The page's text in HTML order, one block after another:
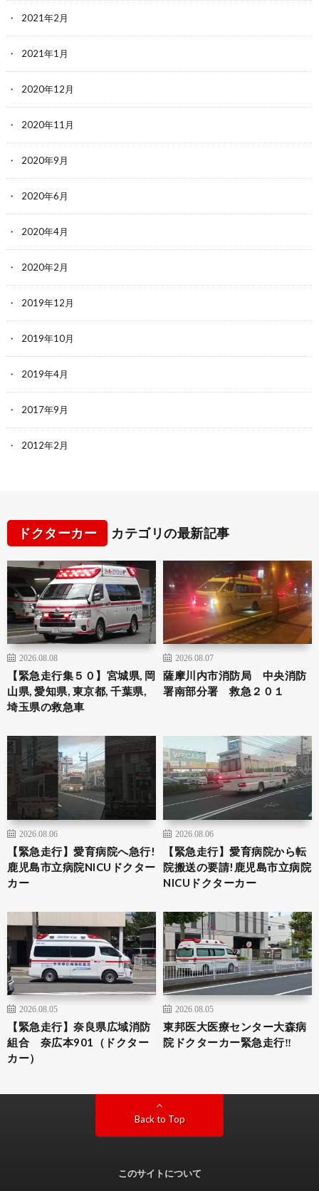
2021年2月
2021年1月
2020年12月
2020年11月
2020年9月
2020年6月
2020年4月
2020年2月
2019年12月
2019年10月
2019年4月
2017年9月
2012年2月
ドクターカー カテゴリの最新記事
2026.08.08
【緊急走行集５０】宮城県, 岡
山県, 愛知県, 東京都, 千葉県,
埼玉県の救急車
2026.08.07
薩摩川内市消防局 中央消防
署南部分署 救急２０１
2026.08.06
【緊急走行】愛育病院へ急行!
鹿児島市立病院NICUドクター
カー
2026.08.06
【緊急走行】愛育病院から転
院搬送の要請!鹿児島市立病院
NICUドクターカー
2026.08.05
【緊急走行】奈良県広域消防
組合 奈広本901（ドクター
カー）
2026.08.05
東邦医大医療センター大森病
院ドクターカー緊急走行‼️
Back to Top
このサイトについて